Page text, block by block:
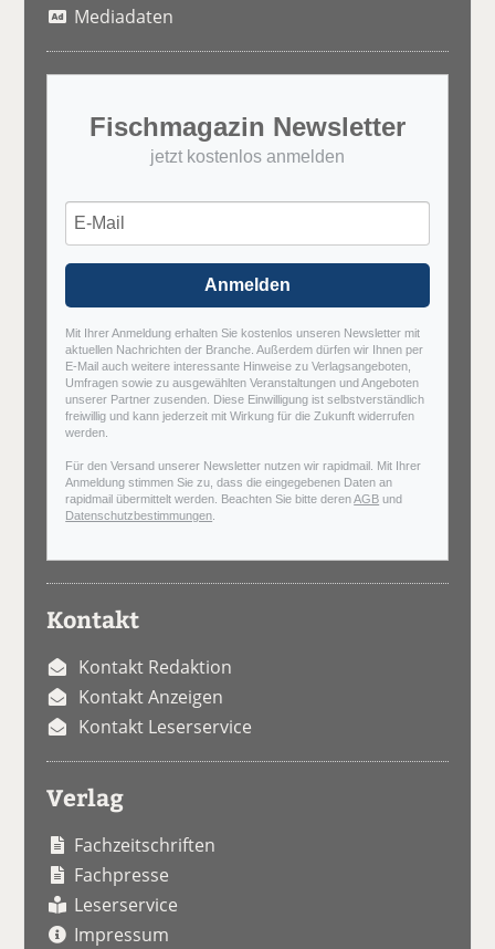
Mediadaten
Fischmagazin Newsletter
jetzt kostenlos anmelden
Anmelden
Mit Ihrer Anmeldung erhalten Sie kostenlos unseren Newsletter mit
aktuellen Nachrichten der Branche. Außerdem dürfen wir Ihnen per
E-Mail auch weitere interessante Hinweise zu Verlagsangeboten,
Umfragen sowie zu ausgewählten Veranstaltungen und Angeboten
unserer Partner zusenden. Diese Einwilligung ist selbstverständlich
freiwillig und kann jederzeit mit Wirkung für die Zukunft widerrufen
werden.
Für den Versand unserer Newsletter nutzen wir rapidmail. Mit Ihrer
Anmeldung stimmen Sie zu, dass die eingegebenen Daten an
rapidmail übermittelt werden. Beachten Sie bitte derenAGB und
Datenschutzbestimmungen
Kontakt
Kontakt Redaktion
Kontakt Anzeigen
Kontakt Leserservice
Verlag
Fachzeitschriften
Fachpresse
Leserservice
Impressum